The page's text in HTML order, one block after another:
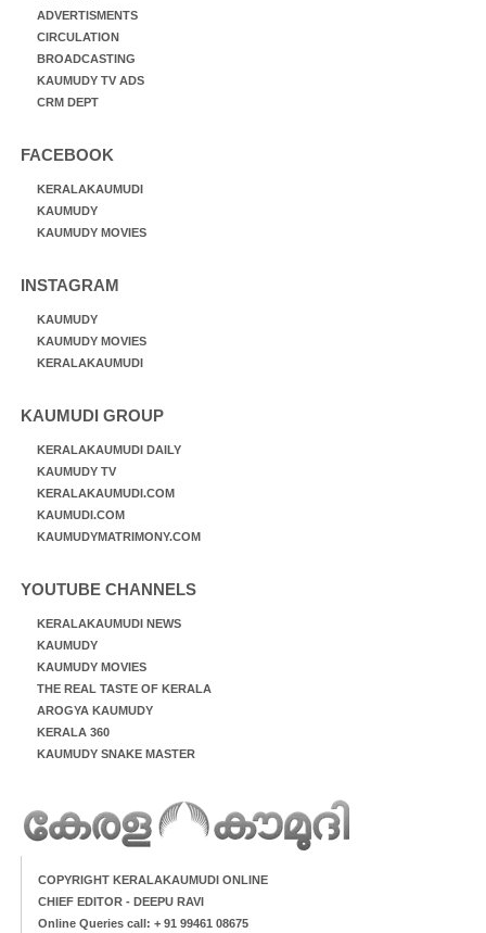
ADVERTISMENTS
CIRCULATION
BROADCASTING
KAUMUDY TV ADS
CRM DEPT
FACEBOOK
KERALAKAUMUDI
KAUMUDY
KAUMUDY MOVIES
INSTAGRAM
KAUMUDY
KAUMUDY MOVIES
KERALAKAUMUDI
KAUMUDI GROUP
KERALAKAUMUDI DAILY
KAUMUDY TV
KERALAKAUMUDI.COM
KAUMUDI.COM
KAUMUDYMATRIMONY.COM
YOUTUBE CHANNELS
KERALAKAUMUDI NEWS
KAUMUDY
KAUMUDY MOVIES
THE REAL TASTE OF KERALA
AROGYA KAUMUDY
KERALA 360
KAUMUDY SNAKE MASTER
COPYRIGHT KERALAKAUMUDI ONLINE
CHIEF EDITOR - DEEPU RAVI
Online Queries call: + 91 99461 08675